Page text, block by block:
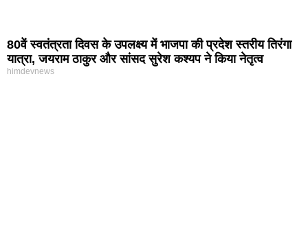
80वें स्वतंत्रता दिवस के उपलक्ष्य में भाजपा की प्रदेश स्तरीय तिरंगा
यात्रा, जयराम ठाकुर और सांसद सुरेश कश्यप ने किया नेतृत्व
himdevnews